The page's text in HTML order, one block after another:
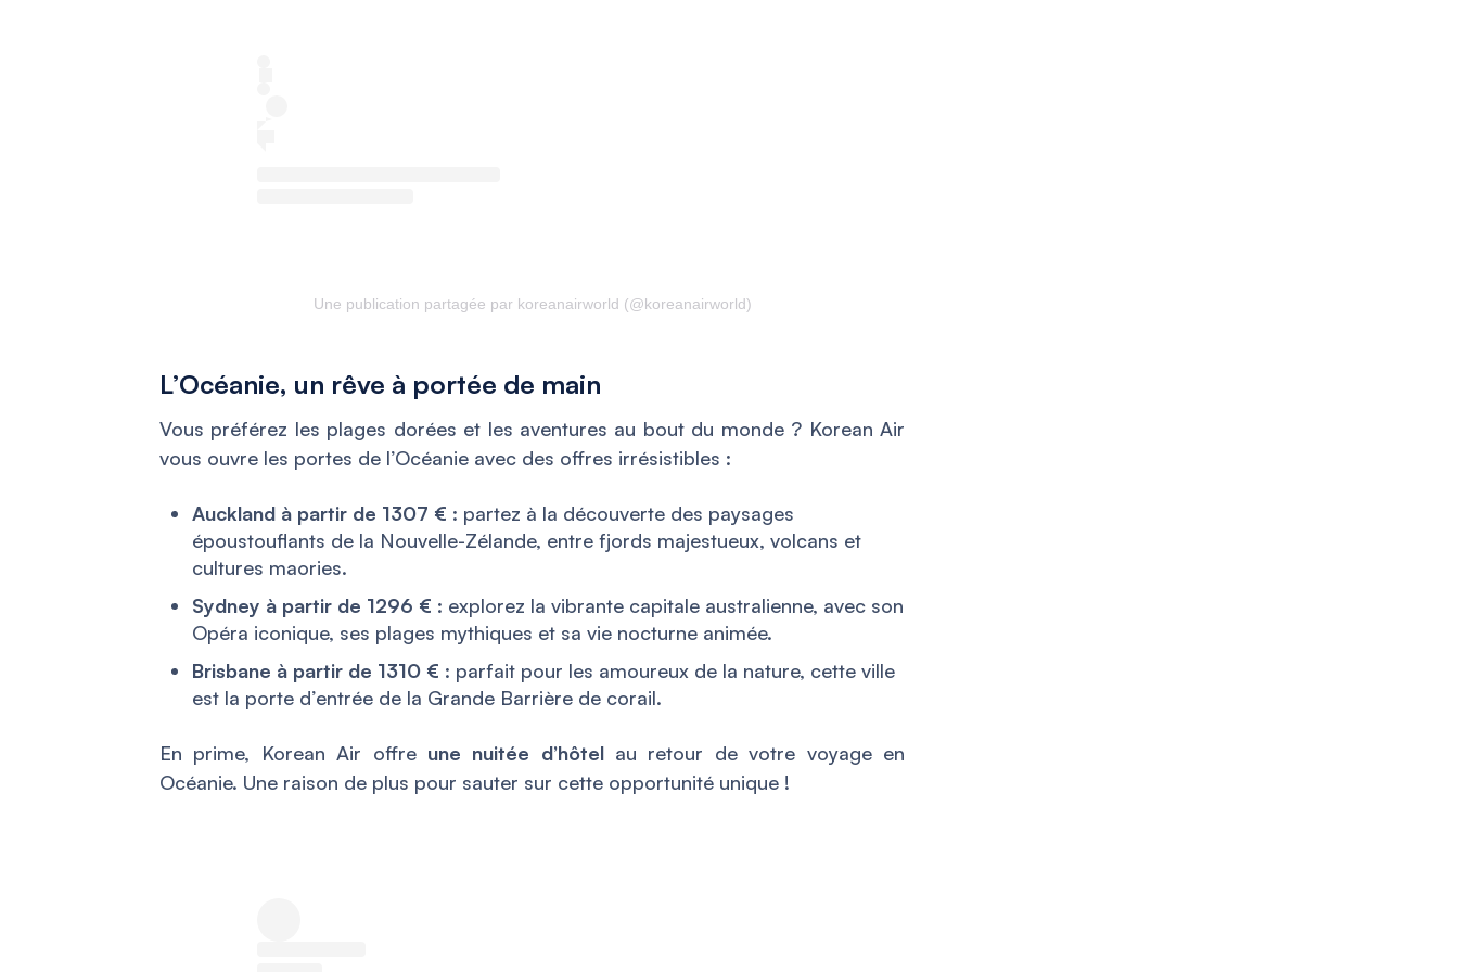
Une publication partagée par koreanairworld (@koreanairworld)
L’Océanie, un rêve à portée de main
Vous préférez les plages dorées et les aventures au bout du monde ? Korean Air
vous ouvre les portes de l’Océanie avec des offres irrésistibles :
Auckland à partir de 1307 € : partez à la découverte des paysages
époustouflants de la Nouvelle-Zélande, entre fjords majestueux, volcans et
cultures maories.
Sydney à partir de 1296 € : explorez la vibrante capitale australienne, avec son
Opéra iconique, ses plages mythiques et sa vie nocturne animée.
Brisbane à partir de 1310 € : parfait pour les amoureux de la nature, cette ville
est la porte d’entrée de la Grande Barrière de corail.
En prime, Korean Air offre une nuitée d’hôtelau retour de votre voyage en
Océanie. Une raison de plus pour sauter sur cette opportunité unique !